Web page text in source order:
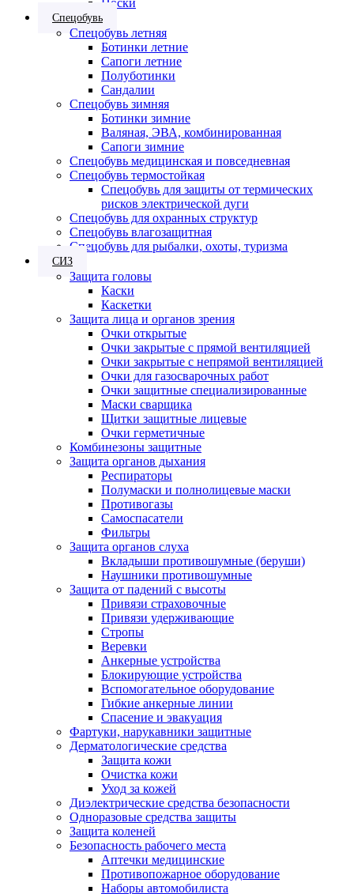
Спецобувь
Спецобувь летняя
Ботинки летние
Сапоги летние
Полуботинки
Сандалии
Спецобувь зимняя
Ботинки зимние
Валяная, ЭВА, комбинированная
Сапоги зимние
Спецобувь медицинская и повседневная
Спецобувь термостойкая
Спецобувь для защиты от термических
рисков электрической дуги
Спецобувь для охранных структур
Спецобувь влагозащитная
Спецобувь для рыбалки, охоты, туризма
СИЗ
Защита головы
Каски
Каскетки
Защита лица и органов зрения
Очки открытые
Очки закрытые с прямой вентиляцией
Очки закрытые с непрямой вентиляцией
Очки для газосварочных работ
Очки защитные специализированные
Маски сварщика
Щитки защитные лицевые
Очки герметичные
Комбинезоны защитные
Защита органов дыхания
Респираторы
Полумаски и полнолицевые маски
Противогазы
Самоспасатели
Фильтры
Защита органов слуха
Вкладыши противошумные (беруши)
Наушники противошумные
Защита от падений с высоты
Привязи страховочные
Привязи удерживающие
Стропы
Веревки
Анкерные устройства
Блокирующие устройства
Вспомогательное оборудование
Гибкие анкерные линии
Спасение и эвакуация
Фартуки, нарукавники защитные
Дерматологические средства
Защита кожи
Очистка кожи
Уход за кожей
Диэлектрические средства безопасности
Одноразовые средства защиты
Защита коленей
Безопасность рабочего места
Аптечки медицинские
Противопожарное оборудование
Наборы автомобилиста